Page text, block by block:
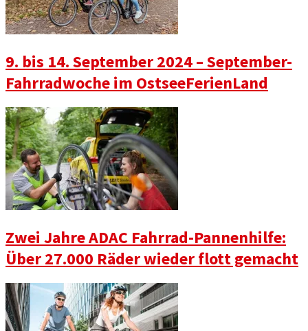
9. bis 14. September 2024 – September-
Fahrradwoche im OstseeFerienLand
Zwei Jahre ADAC Fahrrad-Pannenhilfe:
Über 27.000 Räder wieder flott gemacht